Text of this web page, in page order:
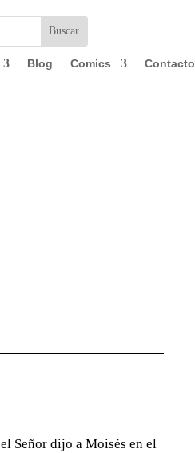
Blog Comics Contacto
Señor dijo a Moisés en el